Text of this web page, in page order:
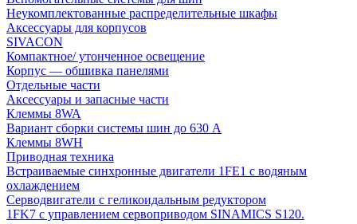
Неукомплектованные распределительные шкафы
Аксессуары для корпусов
SIVACON
Компактное/ утонченное освещение
Корпус — обшивка панелями
Отдельные части
Аксессуары и запасные части
Клеммы 8WA
Вариант сборки системы шин до 630 A
Клеммы 8WH
Приводная техника
Встраиваемые синхронные двигатели 1FE1 с водяным
охлаждением
Серводвигатели с геликоидальным редуктором
1FK7 с управлением сервоприводом SINAMICS S120.